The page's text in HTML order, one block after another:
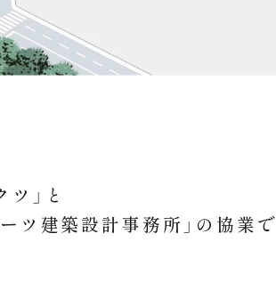
」と
ツ 建築設計事務所」の協業で